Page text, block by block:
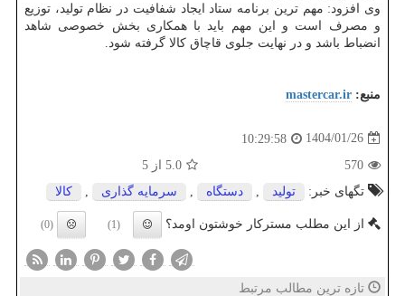
وی افزود: مهم ترین برنامه ستاد ایجاد شفافیت در نظام تولید، توزیع
و مصرف است و این مهم باید با همکاری بخش خصوصی شاهد
انضباط باشد و در نهایت جلوی قاچاق کالا گرفته شود.
منبع: mastercar.ir
1404/01/26
10:29:58
570
5.0 از 5
تگهای خبر:
تولید دستگاه سرمایه گذاری كالا
از این مطلب مسترکار خوشتون اومد؟ (1)
(0)
تازه ترین مطالب مرتبط